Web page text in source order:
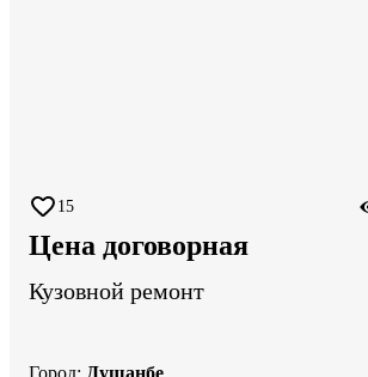
15
Цена договорная
Кузовной ремонт
Город: Душанбе